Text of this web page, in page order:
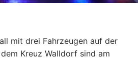
mit drei Fahrzeugen auf der
Kreuz Walldorf sind am